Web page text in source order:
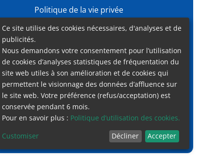
Politique de la vie privée
Gender Equality Plan
AccessibilitéContact
Ce site utilise des cookies nécessaires, d'analyses et de
publicités.
Nous demandons votre consentement pour l’utilisation
de cookies d’analyses statistiques de fréquentation du
site web utiles à son amélioration et de cookies qui
permettent le visionnage des données d’affluence sur
le site web. Votre préférence (refus/acceptation) est
conservée pendant 6 mois.
Pour en savoir plus : Politique d’utilisation des cookies.
Customiser
Décliner Accepter